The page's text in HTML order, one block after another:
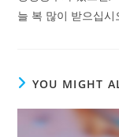
늘 복 많이 받으십
YOU MIGHT